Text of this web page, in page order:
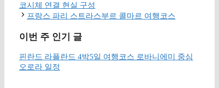
코시체 연결 현실 구성
프랑스 파리 스트라스부르 콜마르 여행코스
이번 주 인기 글
핀란드 라플란드 4박5일 여행코스 로바니에미 중심
오로라 일정